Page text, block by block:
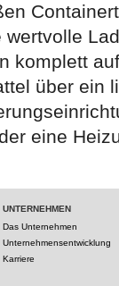
komplett
über ein
eine
UNTERNEHMEN
Das Unternehmen
Unternehmensentwicklung
Karriere